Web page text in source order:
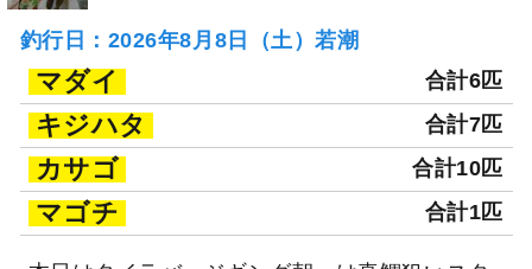
釣行日：2026年8月8日（土）若潮
マダイ 合計6匹
キジハタ 合計7匹
カサゴ 合計10匹
マゴチ 合計1匹